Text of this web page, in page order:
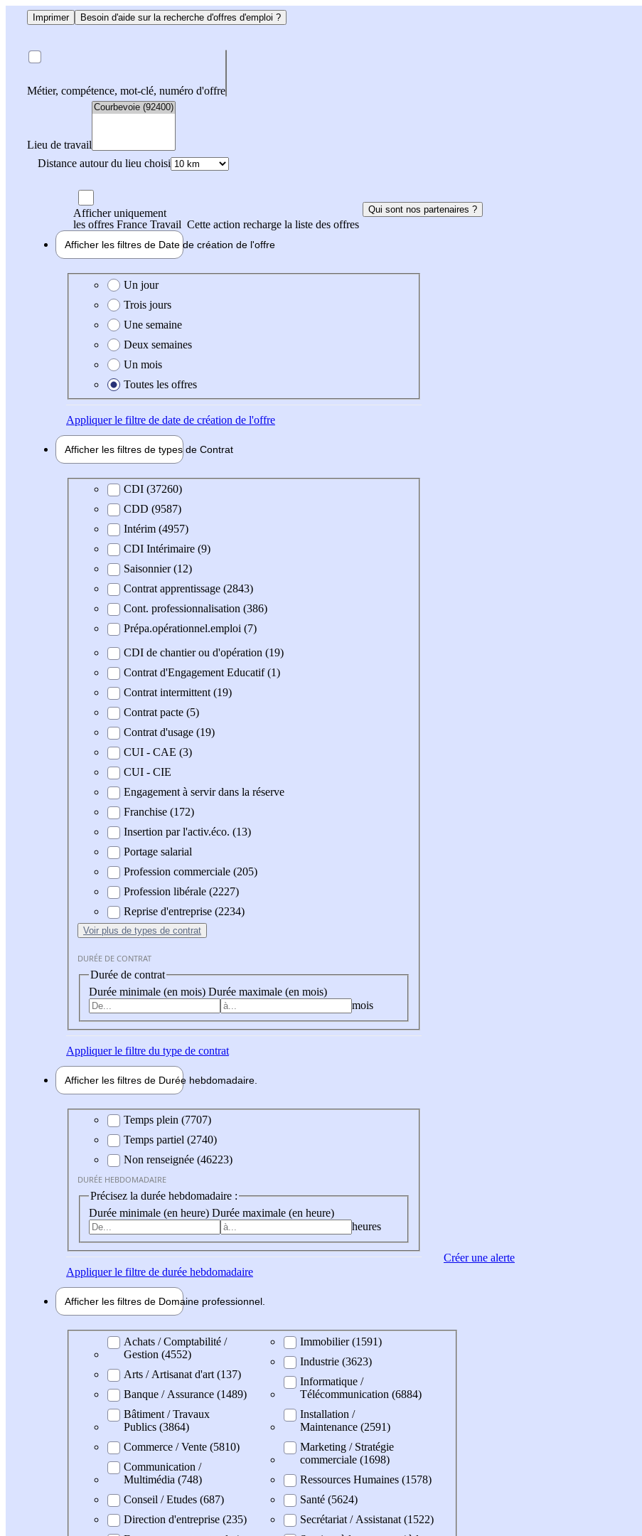
Imprimer Besoin d'aide sur la recherche d'offres d'emploi ?
Métier, compétence, mot-clé, numéro d'offre
Lieu de travail
Distance autour du lieu choisi
Afficher uniquement
les offres France Travail Cette action recharge la liste des offres
Qui sont nos partenaires ?
Afficher les filtres de Date de création de l'offre
Date de création de l'offre
Un jour
Trois jours
Une semaine
Deux semaines
Un mois
Toutes les offres
Appliquerle filtre de date de création de l'offre
Afficher les filtres de types de Contrat
Type de contratCDI (37260)
CDD (9587)
Intérim (4957)
CDI Intérimaire (9)
Saisonnier (12)
Contrat apprentissage (2843)
Cont. professionnalisation (386)
Prépa.opérationnel.emploi (7)
CDI de chantier ou d'opération (19)
Contrat d'Engagement Educatif (1)
Contrat intermittent (19)
Contrat pacte (5)
Contrat d'usage (19)
CUI - CAE (3)
CUI - CIE
Engagement à servir dans la réserve
Franchise (172)
Insertion par l'activ.éco. (13)
Portage salarial
Profession commerciale (205)
Profession libérale (2227)
Reprise d'entreprise (2234)
Voir plus de types de contrat
DURÉE DE CONTRAT
Durée de contrat
Durée minimale (en mois) Durée maximale (en mois)
mois
Appliquerle filtre du type de contrat
Afficher les filtres de Durée hebdomadaire
Durée hebdomadaire
Temps plein (7707)
Temps partiel (2740)
Non renseignée (46223)
DURÉE HEBDOMADAIRE
Précisez la durée hebdomadaire :
Durée minimale (en heure) Durée maximale (en heure)
heures
Appliquerle filtre de durée hebdomadaire
Afficher les filtres de Domaine professionnel
Domaine professionel
Achats / Comptabilité /
Gestion (4552)
Arts / Artisanat d'art (137)
Banque / Assurance (1489)
Bâtiment / Travaux
Publics (3864)
Commerce / Vente (5810)
Communication /
Multimédia (748)
Conseil / Etudes (687)
Direction d'entreprise (235)
Immobilier (1591)
Industrie (3623)
Informatique /
Télécommunication (6884)
Installation /
Maintenance (2591)
Marketing / Stratégie
commerciale (1698)
Ressources Humaines (1578)
Santé (5624)
Secrétariat / Assistanat (1522)
Créer une alerte